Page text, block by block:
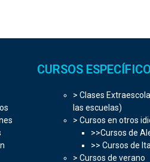
CURSOS
> Clases
las escuelas)
> Cursos en otros
>>Cursos de
>> Cursos de
> Cursos de verano